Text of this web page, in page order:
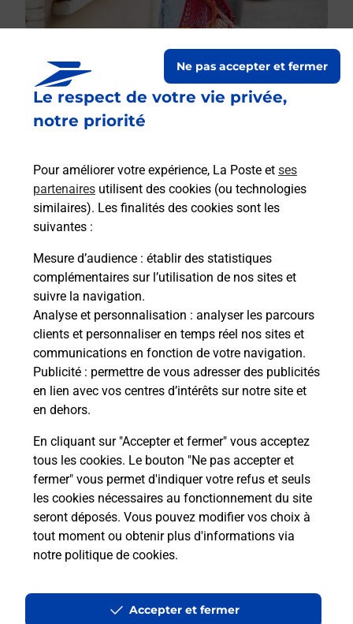
Le respect de votre vie privée,
notre priorité
Pour améliorer votre expérience, La Poste et ses
partenaires utilisent des cookies (ou technologies
similaires). Les finalités des cookies sont les
suivantes :
Mesure d’audience : établir des statistiques
complémentaires sur l’utilisation de nos sites et
suivre la navigation.
Analyse et personnalisation : analyser les parcours
clients et personnaliser en temps réel nos sites et
communications en fonction de votre navigation.
Publicité : permettre de vous adresser des publicités
en lien avec vos centres d’intérêts sur notre site et
en dehors.
En cliquant sur "Accepter et fermer" vous acceptez
tous les cookies. Le bouton "Ne pas accepter et
fermer" vous permet d'indiquer votre refus et seuls
les cookies nécessaires au fonctionnement du site
seront déposés. Vous pouvez modifier vos choix à
tout moment ou obtenir plus d'informations via
notre politique de cookies.
Ne pas accepter et fermer
Accepter et fermer
Boîte aux lettres La Poste
104 Grande Rue
27940 Port Mort
Le lien s'ouvre dans un nouvel onglet
Boîte aux lettres La Poste
Collecte du courrier aujourd'hui à 09h00
51 Grande Rue
27940 Port Mort
Le lien s'ouvre dans un nouvel onglet
Localiser Liste Boîtes aux lettres Eure Port Mort
Accessibilité : partiellement conforme